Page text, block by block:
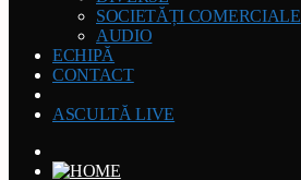
SOCIETĂȚI COMERCIALE
AUDIO
ECHIPĂ
CONTACT
ASCULTĂ LIVE